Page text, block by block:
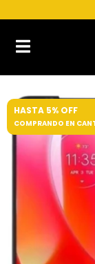
HASTA 5% OFF
COMPRANDO EN